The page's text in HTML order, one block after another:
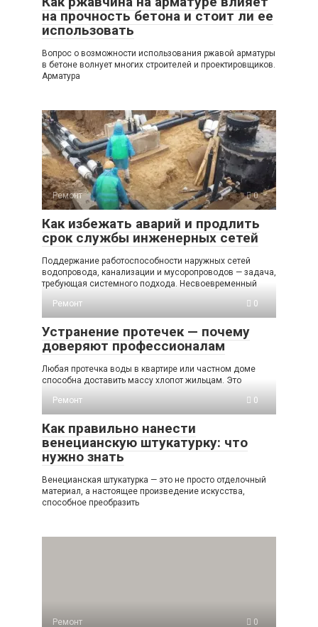
на прочность бетона и стоит ли ее
использовать
Вопрос о возможности использования ржавой арматуры
в бетоне волнует многих строителей и проектировщиков.
Арматура
Ремонт 0
Как избежать аварий и продлить
срок службы инженерных сетей
Поддержание работоспособности наружных сетей
водопровода, канализации и мусоропроводов — задача,
требующая системного подхода. Несвоевременный
Ремонт
0
Устранение протечек — почему
доверяют профессионалам
Любая протечка воды в квартире или частном доме
способна доставить массу хлопот жильцам. Это
Ремонт
0
Как правильно нанести
венецианскую штукатурку: что
нужно знать
Венецианская штукатурка — это не просто отделочный
материал, а настоящее произведение искусства,
способное преобразить
Ремонт 0